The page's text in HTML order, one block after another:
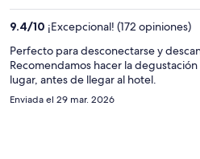
9.4/10 ¡Excepcional! (172 opiniones)
Perfecto para desconectarse y
Recomendamos hacer la degustación en las
lugar, antes de llegar al hotel.
Enviada el 29 mar. 2026